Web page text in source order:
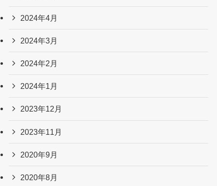
2024年4月
2024年3月
2024年2月
2024年1月
2023年12月
2023年11月
2020年9月
2020年8月